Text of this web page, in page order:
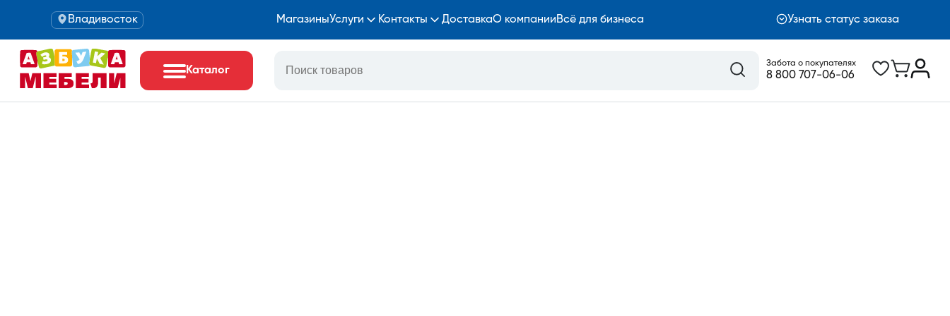
Владивосток МагазиныУслуги Контакты ДоставкаО компанииВсё для бизнеса Узнать статус заказа
Каталог
Забота о покупателях
8 800 707-06-06